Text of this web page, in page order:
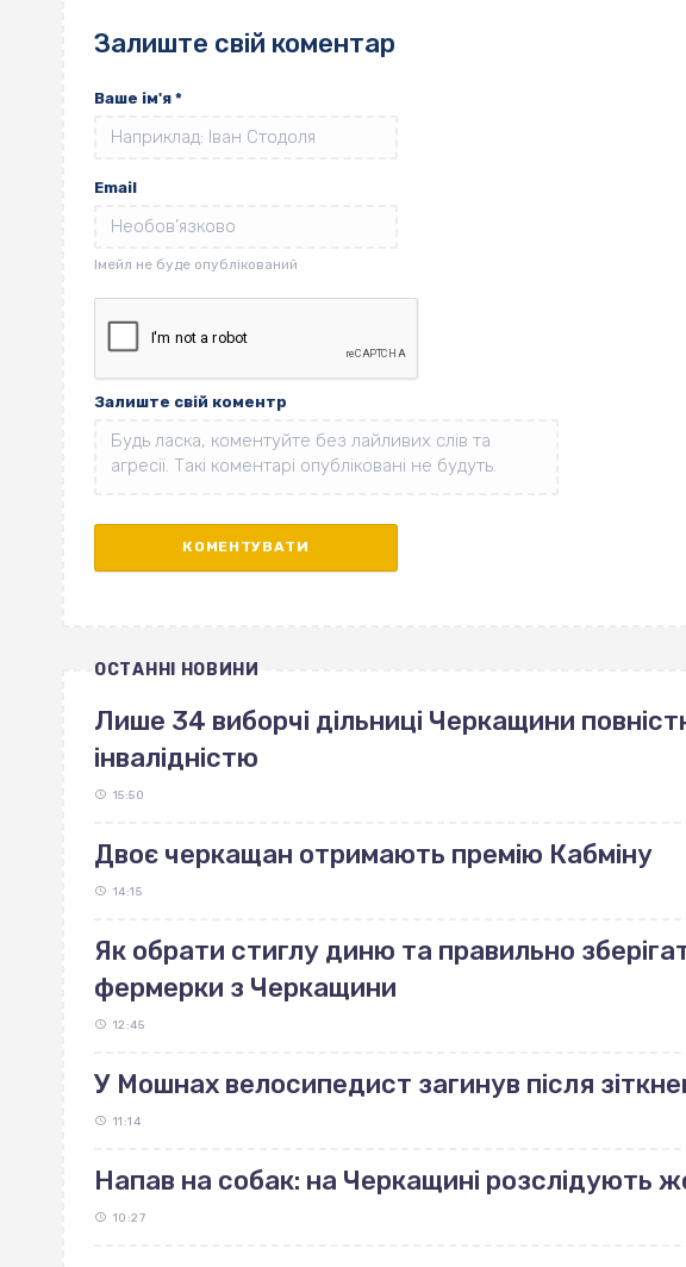
Залиште свій коментар
Ваше ім'я *
Email
Залиште свій коментр
ОСТАННІ НОВИНИ
Лише 34 виборчі дільниці Черкащини
інвалідністю
15:50
Двоє черкащан отримають премію Кабміну
14:15
Як обрати стиглу диню та правильно
фермерки з Черкащини
12:45
У Мошнах велосипедист загинув після
11:14
Напав на собак: на Черкащині розслідують
10:27